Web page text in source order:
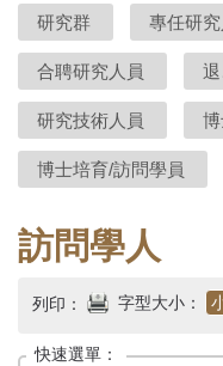
灣
史
研
究
所-
首
頁
研究群 專任研究
合聘研究人員
研究技術人員
博士培育/訪問學員
訪問學人
列印： 字型大小：
快速選單：